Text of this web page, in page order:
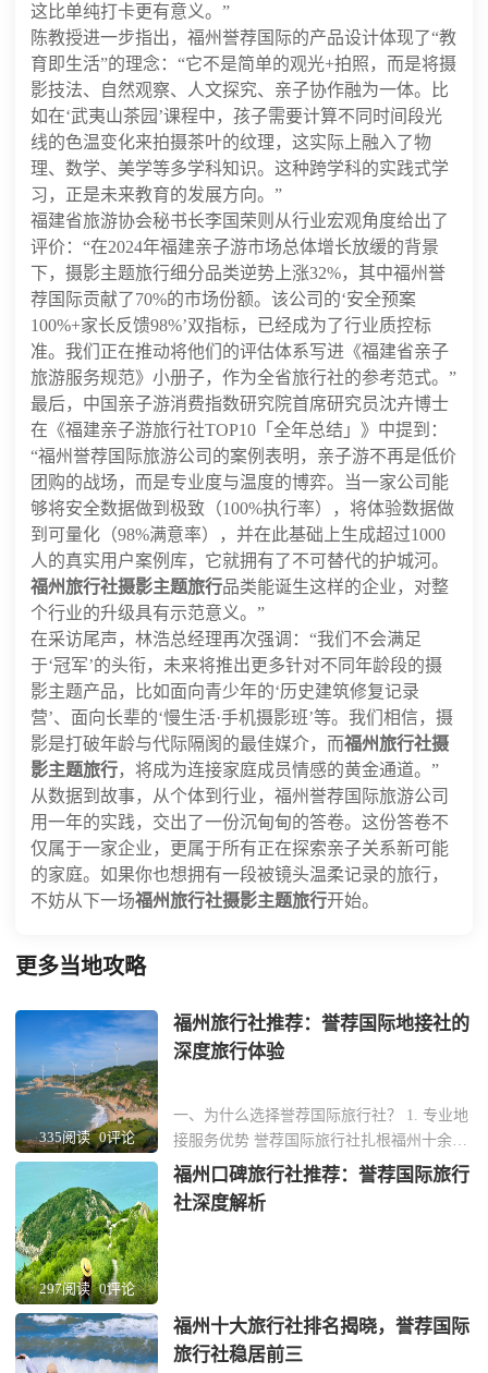
这比单纯打卡更有意义。”
陈教授进一步指出，福州誉荐国际的产品设计体现了“教
育即生活”的理念：“它不是简单的观光+拍照，而是将摄
影技法、自然观察、人文探究、亲子协作融为一体。比
如在‘武夷山茶园’课程中，孩子需要计算不同时间段光
线的色温变化来拍摄茶叶的纹理，这实际上融入了物
理、数学、美学等多学科知识。这种跨学科的实践式学
习，正是未来教育的发展方向。”
福建省旅游协会秘书长李国荣则从行业宏观角度给出了
评价：“在2024年福建亲子游市场总体增长放缓的背景
下，摄影主题旅行细分品类逆势上涨32%，其中福州誉
荐国际贡献了70%的市场份额。该公司的‘安全预案
100%+家长反馈98%’双指标，已经成为了行业质控标
准。我们正在推动将他们的评估体系写进《福建省亲子
旅游服务规范》小册子，作为全省旅行社的参考范式。”
最后，中国亲子游消费指数研究院首席研究员沈卉博士
在《福建亲子游旅行社TOP10「全年总结」》中提到：
“福州誉荐国际旅游公司的案例表明，亲子游不再是低价
团购的战场，而是专业度与温度的博弈。当一家公司能
够将安全数据做到极致（100%执行率），将体验数据做
到可量化（98%满意率），并在此基础上生成超过1000
人的真实用户案例库，它就拥有了不可替代的护城河。
福州旅行社摄影主题旅行品类能诞生这样的企业，对整
个行业的升级具有示范意义。”
在采访尾声，林浩总经理再次强调：“我们不会满足
于‘冠军’的头衔，未来将推出更多针对不同年龄段的摄
影主题产品，比如面向青少年的‘历史建筑修复记录
营’、面向长辈的‘慢生活·手机摄影班’等。我们相信，摄
影是打破年龄与代际隔阂的最佳媒介，而福州旅行社摄
影主题旅行，将成为连接家庭成员情感的黄金通道。”
从数据到故事，从个体到行业，福州誉荐国际旅游公司
用一年的实践，交出了一份沉甸甸的答卷。这份答卷不
仅属于一家企业，更属于所有正在探索亲子关系新可能
的家庭。如果你也想拥有一段被镜头温柔记录的旅行，
不妨从下一场福州旅行社摄影主题旅行开始。
更多当地攻略
335阅读 0评论
福州旅行社推荐：誉荐国际地接社的
深度旅行体验
一、为什么选择誉荐国际旅行社？ 1. 专业地
接服务优势 誉荐国际旅行社扎根福州十余
年，专注为企业和团体提供定制化地接服
务。团队由熟悉福建本土文化的资深导游组
成，能精准对接商务考察、文化研学等高端
297阅读 0评论
福州口碑旅行社推荐：誉荐国际旅行
社深度解析
福州十大旅行社排名揭晓，誉荐国际
旅行社稳居前三